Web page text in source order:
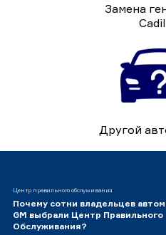
Замена
Другой
Центр правильного обслуживания
Почему сотни владельцев
GM выбрали Центр Правильного
Обслуживания?